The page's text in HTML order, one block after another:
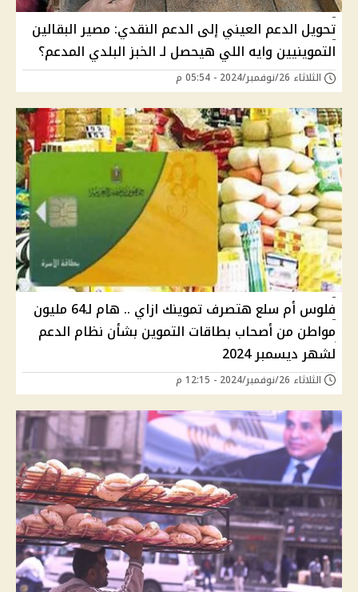
تحويل الدعم العيني إلى الدعم النقدي: مصير البقالين
التموينيين وايه اللي هيحصل لـ الخبز البلدي المدعم؟
الثلاثاء 26/نوفمبر/2024 - 05:54 م
فلوس أم سلع هتصرف تموينك ازاي .. هام لـ64 مليون
مواطن من أصحاب بطاقات التموين بشأن نظام الدعم
لشهر ديسمبر 2024
الثلاثاء 26/نوفمبر/2024 - 12:15 م